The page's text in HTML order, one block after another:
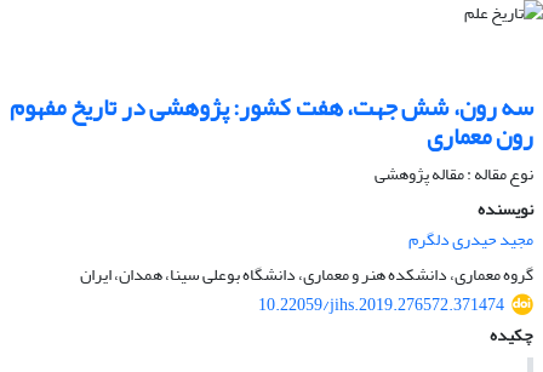
سه رون، شش جهت، هفت کشور: پژوهشی در تاریخ مفهوم
رون معماری
نوع مقاله : مقاله پژوهشی
نویسنده
مجید حیدری دلگرم
گروه معماری، دانشکده هنر و معماری، دانشگاه بوعلی سینا، همدان، ایران
10.22059/jihs.2019.276572.371474
چکیده